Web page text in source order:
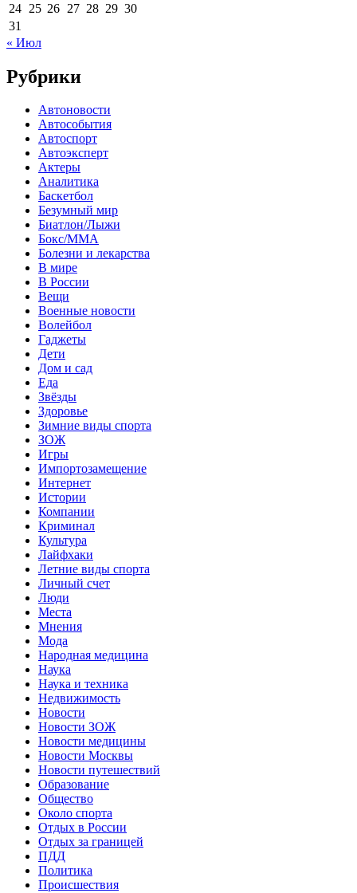
24 25 26 27 28 29 30
31
« Июл
Рубрики
Автоновости
Автособытия
Автоспорт
Автоэксперт
Актеры
Аналитика
Баскетбол
Безумный мир
Биатлон/Лыжи
Бокс/MMA
Болезни и лекарства
В мире
В России
Вещи
Военные новости
Волейбол
Гаджеты
Дети
Дом и сад
Еда
Звёзды
Здоровье
Зимние виды спорта
ЗОЖ
Игры
Импортозамещение
Интернет
Истории
Компании
Криминал
Культура
Лайфхаки
Летние виды спорта
Личный счет
Люди
Места
Мнения
Мода
Народная медицина
Наука
Наука и техника
Недвижимость
Новости
Новости ЗОЖ
Новости медицины
Новости Москвы
Новости путешествий
Образование
Общество
Около спорта
Отдых в России
Отдых за границей
ПДД
Политика
Происшествия